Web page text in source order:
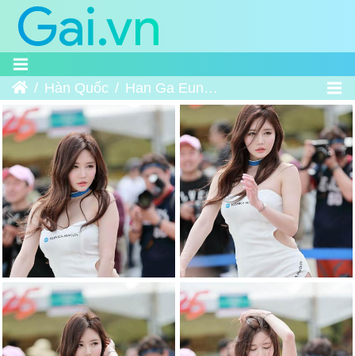
Trang chủHàn Quốc Han Ga Eun｜한가은 - CJ Superrace Championship